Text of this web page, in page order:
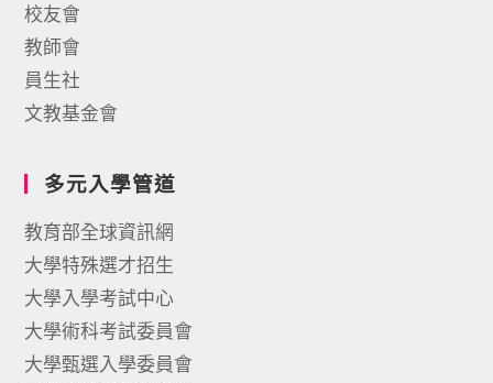
校友會
教師會
員生社
文教基金會
多元入學管道
教育部全球資訊網
大學特殊選才招生
大學入學考試中心
大學術科考試委員會
大學甄選入學委員會